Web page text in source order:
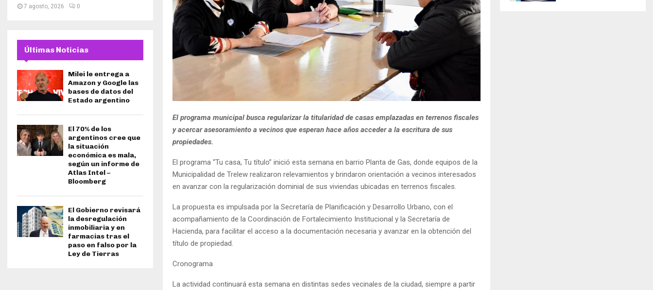
El programa municipal busca regularizar la titularidad de casas emplazadas en terrenos fiscales
y acercar asesoramiento a vecinos que esperan hace años acceder a la escritura de sus
propiedades.
El programa “Tu casa, Tu título” inició esta semana en barrio Planta de Gas, donde equipos de la
Municipalidad de Trelew realizaron relevamientos y brindaron orientación a vecinos interesados
en avanzar con la regularización dominial de sus viviendas ubicadas en terrenos fiscales.
La propuesta es impulsada por la Secretaría de Planificación y Desarrollo Urbano, con el
acompañamiento de la Coordinación de Fortalecimiento Institucional y la Secretaría de
Hacienda, para facilitar el acceso a la documentación necesaria y avanzar en la obtención del
título de propiedad.
Cronograma
La actividad continuará esta semana en distintas sedes vecinales de la ciudad, siempre a partir
7 agosto, 2026 0
Últimas Noticias
Milei le entrega a
Amazon y Google las
bases de datos del
Estado argentino
El 70% de los
argentinos cree que
la situación
económica es mala,
según un informe de
Atlas Intel –
Bloomberg
El Gobierno revisará
la desregulación
inmobiliaria y en
farmacias tras el
paso en falso por la
Ley de Tierras